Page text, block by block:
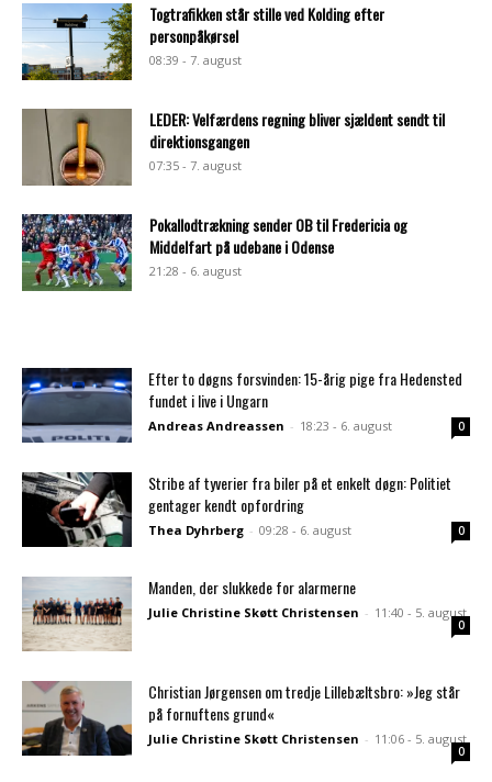
Togtrafikken står stille ved Kolding efter
personpåkørsel
08:39 - 7. august
LEDER: Velfærdens regning bliver sjældent sendt til
direktionsgangen
07:35 - 7. august
Pokallodtrækning sender OB til Fredericia og
Middelfart på udebane i Odense
21:28 - 6. august
Efter to døgns forsvinden: 15-årig pige fra Hedensted
fundet i live i Ungarn
Andreas Andreassen - 18:23 - 6. august 0
Stribe af tyverier fra biler på et enkelt døgn: Politiet
gentager kendt opfordring
Thea Dyhrberg - 09:28 - 6. august 0
Manden, der slukkede for alarmerne
Julie Christine Skøtt Christensen - 11:40 - 5. august
0
Christian Jørgensen om tredje Lillebæltsbro: »Jeg står
på fornuftens grund«
Julie Christine Skøtt Christensen - 11:06 - 5. august
0